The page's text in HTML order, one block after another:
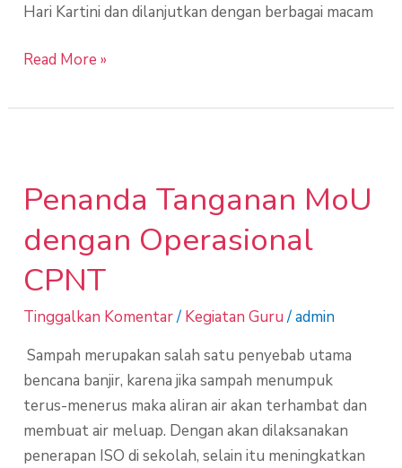
Hari Kartini dan dilanjutkan dengan berbagai macam
Read More »
Penanda Tanganan MoU
dengan Operasional
CPNT
Tinggalkan Komentar/ Kegiatan Guru/admin
Sampah merupakan salah satu penyebab utama
bencana banjir, karena jika sampah menumpuk
terus-menerus maka aliran air akan terhambat dan
membuat air meluap. Dengan akan dilaksanakan
penerapan ISO di sekolah, selain itu meningkatkan
MoU
Operasional
CPNT